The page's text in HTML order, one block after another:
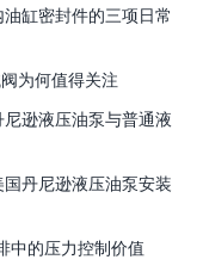
缸密封件的三项日常
为何值得关注
逊液压油泵与普通液
丹尼逊液压油泵安装
中的压力控制价值